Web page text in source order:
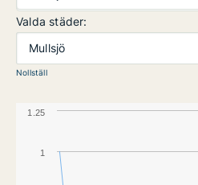
Valda städer:
Mullsjö
Nollställ
1
1.25